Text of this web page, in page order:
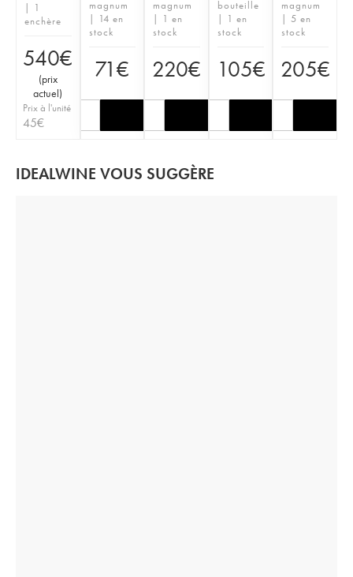
| 1
enchère
540€
(prix
actuel)
Prix à l'unité
45€
magnum
| 14 en
stock
71€
magnum
| 1 en
stock
220€
bouteille
| 1 en
stock
105€
magnum
| 5 en
stock
205€
IDEALWINE VOUS SUGGÈRE